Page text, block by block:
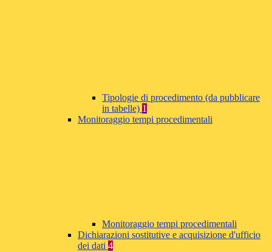
Tipologie di procedimento (da pubblicare
in tabelle) 1
Monitoraggio tempi procedimentali
Monitoraggio tempi procedimentali
Dichiarazioni sostitutive e acquisizione d'ufficio
dei dati 4